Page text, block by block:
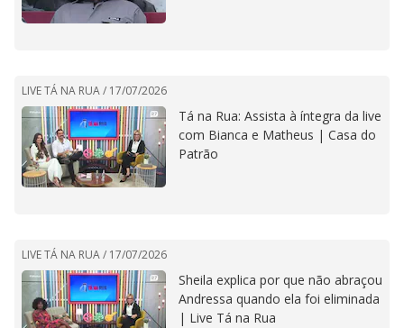
LIVE TÁ NA RUA / 17/07/2026
Tá na Rua: Assista à íntegra da live
com Bianca e Matheus | Casa do
Patrão
LIVE TÁ NA RUA / 17/07/2026
Sheila explica por que não abraçou
Andressa quando ela foi eliminada
| Live Tá na Rua